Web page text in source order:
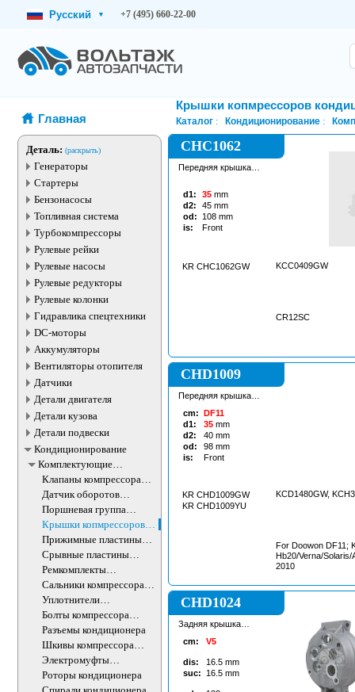
Русский ▾ +7 (495) 660-22-00
Главная
Деталь: (раскрыть)
Генераторы
Стартеры
Бензонасосы
Топливная система
Турбокомпрессоры
Рулевые рейки
Рулевые насосы
Рулевые редукторы
Рулевые колонки
Гидравлика спецтехники
DC-моторы
Аккумуляторы
Вентиляторы отопителя
Датчики
Детали двигателя
Детали кузова
Детали подвески
Кондиционирование
Комплектующие
компрессоров
кондиционера
Клапаны компрессора
кондиционера
Датчик оборотов
компрессора
кондиционера
Поршневая группа
компрессора
кондиционера
Крышки копмрессоров
кондиционера
Прижимные пластины
шкива кондиционера
Срывные пластины
шкива кондиционера
Ремкомплекты
компрессора
кондиционера
Сальники компрессора
кондиционера
Уплотнители
компрессора
кондиционера
Болты компрессора
кондиционера
Разъемы кондиционера
Шкивы компрессора
кондиционера в сборе
Электромуфты
компрессора
кондиционера
Роторы кондиционера
Крышки копмрессоров
Каталог Кондиционирование
CHC1062
Передняя крышка
d1:
35 mm
d2:
45 mm
od:
108 mm
is:
Front
KR CHC1062GW KCC0409GW
CR12SC
CHD1009
Передняя крышка
cm: DF11
d1:
35 mm
d2:
40 mm
od:
98 mm
is:
Front
KR CHD1009GW
KR CHD1009YU
KCD1480GW,
For Doowon DF11;
Hb20/Verna/
2010
CHD1024
Задняя крышка
кондиционера
cm: V5
dis: 16.5 mm
suc:
16.5 mm